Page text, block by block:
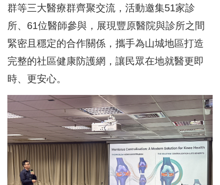
群等三大醫療群齊聚交流，活動邀集51家診
所、61位醫師參與，展現豐原醫院與診所之間
緊密且穩定的合作關係，攜手為山城地區打造
完整的社區健康防護網，讓民眾在地就醫更即
時、更安心。